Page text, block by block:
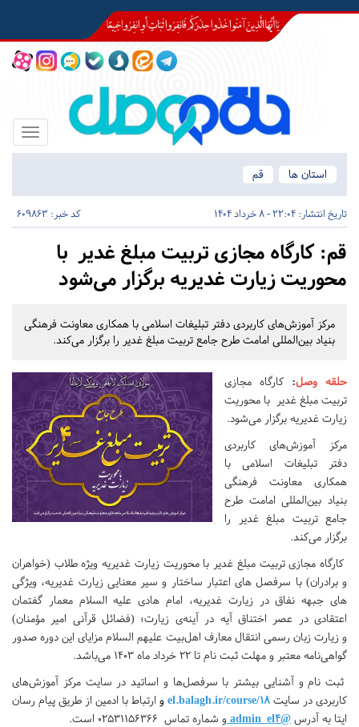
Toggle
استان ها
قم
تاریخ انتشار: 22:04 - 8 خرداد 1404 کد خبر: 609863
قم: کارگاه مجازی تربیت مبلغ غدیر با
محوریت زیارت غدیریه برگزار می‌شود
مرکز آموزش‌های کاربردی دفتر تبلیغات اسلامی با همکاری معاونت فرهنگی
بنیاد بین‌المللی امامت طرح جامع تربیت مبلغ غدیر را برگزار می‌کند.
حلقه وصل: کارگاه مجازی
تربیت مبلغ غدیر با محوریت
زیارت غدیریه برگزار می‌شود.
مرکز آموزش‌های کاربردی
دفتر تبلیغات اسلامی با
همکاری معاونت فرهنگی
بنیاد بین‌المللی امامت طرح
جامع تربیت مبلغ غدیر را
برگزار می‌کند.
کارگاه مجازی تربیت مبلغ غدیر با محوریت زیارت غدیریه ویژه طلاب (خواهران
و برادران) با سرفصل های اعتبار ساختار و سیر معنایی زیارت غدیریه، ویژگی
های جبهه نفاق در زیارت غدیریه، امام هادی علیه السلام معمار گفتمان
اعتقادی در عصر اختناق آیه در آینه‌ی زیارت؛ (فضائل قرآنی امیر مؤمنان)
و زیارت زبان رسمی انتقال معارف اهل‌بیت علیهم السلام مزایای این دوره صدور
گواهی‌نامه معتبر و مهلت ثبت نام تا 22 خرداد ماه 1403 می‌باشد.
ثبت نام و آشنایی بیشتر با سرفصل‌ها و اساتید در سایت مرکز آموزش‌های
کاربردی در سایت el.balagh.ir/course/18 و ارتباط با ادمین از طریق پیام رسان
ایتا به آدرس @admin_el4 و شماره تماس 02531156366 است.